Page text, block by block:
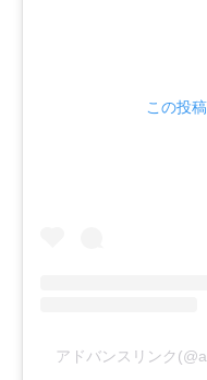
この投
アドバンスリンク